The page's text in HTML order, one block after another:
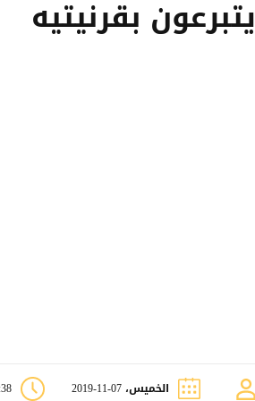
يتبرعون بقرنيتيه
الخميس، 07-11-2019